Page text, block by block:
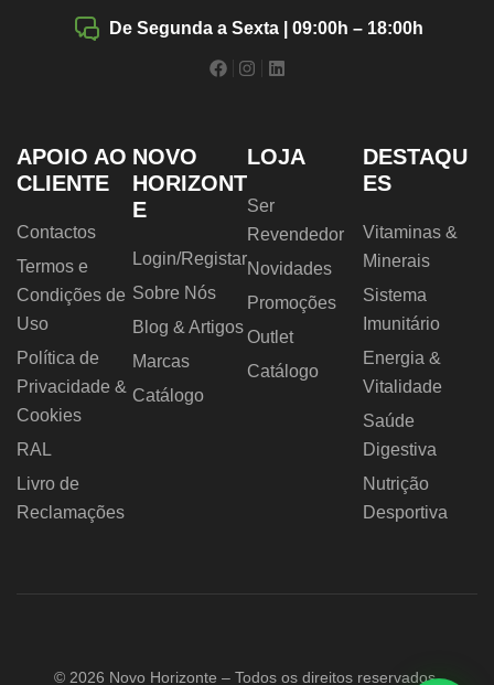
De Segunda a Sexta | 09:00h – 18:00h
APOIO AO
CLIENTE
Contactos
Termos e
Condições de
Uso
Política de
Privacidade &
Cookies
RAL
Livro de
Reclamações
NOVO
HORIZONT
E
Login/Registar
Sobre Nós
Blog & Artigos
Marcas
Catálogo
LOJA
Ser
Revendedor
Novidades
Promoções
Outlet
Catálogo
DESTAQU
ES
Vitaminas &
Minerais
Sistema
Imunitário
Energia &
Vitalidade
Saúde
Digestiva
Nutrição
Desportiva
© 2026 Novo Horizonte – Todos os direitos reservados.